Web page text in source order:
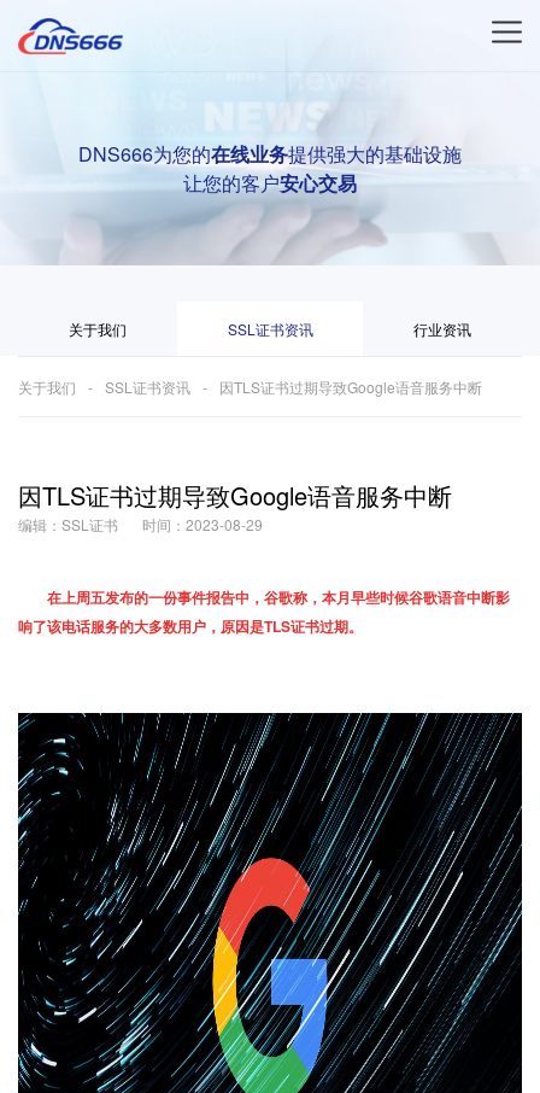
DNS666为您的在线业务提供强大的基础设施
让您的客户安心交易
关于我们 SSL证书资讯 行业资讯
关于我们 SSL证书资讯 因TLS证书过期导致Google语音服务中断
因TLS证书过期导致Google语音服务中断
编辑：SSL证书 时间：2023-08-29
在上周五发布的一份事件报告中，谷歌称，本月早些时候谷歌语音中断影
响了该电话服务的大多数用户，原因是TLS证书过期。